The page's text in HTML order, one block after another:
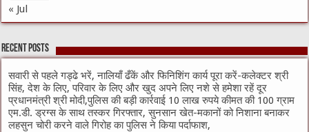
« Jul
Recent Posts
सवारी से पहले गड्ढे भरें, नालियाँ ढँकें और फिनिशिंग कार्य पूरा करें-कलेक्टर श्री
सिंह, देश के लिए, परिवार के लिए और खुद अपने लिए नशे से हमेशा रहें दूर
प्रधानमंत्री श्री मोदी,पुलिस की बड़ी कार्रवाई 10 लाख रुपये कीमत की 100 ग्राम
एम.डी. ड्रग्स के साथ तस्कर गिरफ्तार, सुनसान खेत-मकानों को निशाना बनाकर
लहसुन चोरी करने वाले गिरोह का पुलिस ने किया पर्दाफाश,